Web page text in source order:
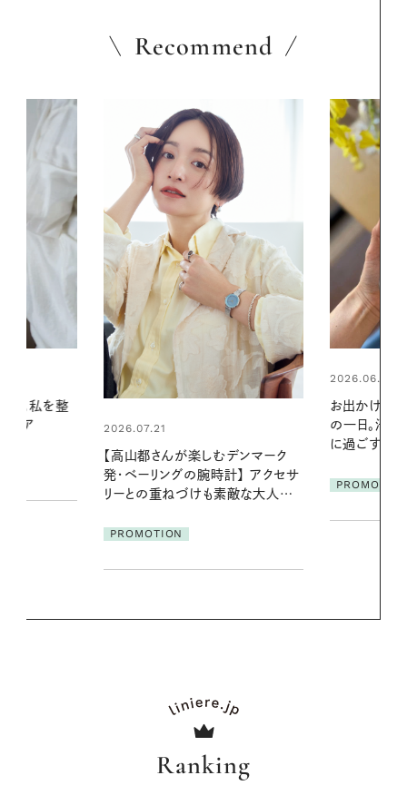
Recommend
2026.06.01
の一日。汗ばむ季節を「ごきげん」
PROMOTION
2026.06.01
真夏に向け
やりジェルと
地よくうるお
Ranking